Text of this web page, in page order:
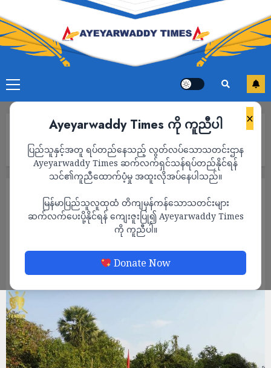
×
Ayeyarwaddy Times ကို ကူညီပါ
ပြည်သူနှင့်အတူ ရပ်တည်နေသည့် လွတ်လပ်သောသတင်းဌာန
Ayeyarwaddy Times ဆက်လက်ရှင်သန်ရပ်တည်နိုင်ရန်
သင်၏ကူညီထောက်ပံ့မှု အထူးလိုအပ်နေပါသည်။
မြန်မာပြည်သူလူထုထံ တိကျမှန်ကန်သောသတင်းများ
ဆက်လက်ပေးပို့နိုင်ရန် ကျေးဇူးပြု၍ Ayeyarwaddy Times
ကို ကူညီပါ။
Donate Now
NUG လက်အောက်ရှိ ရန်ကုန်တိုင်းစစ်ဌာနက တပ်သားသစ်များခေါ်ယူ
စစ်ကောင်စီက စစ်မှုထမ်းဥပဒေကျင့်သုံးမည်ဟု
ကြေညာပြီးနောက် NUG လက်အောက်ရှိ
ရန်ကုန်တိုင်းစစ်ဌာနက တပ်သားသစ်များခေါ်ယူ
ADMIN FEBRUARY 12, 2024